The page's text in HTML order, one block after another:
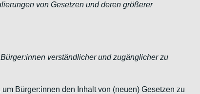
von Gesetzen und deren größerer
verständlicher und zugänglicher zu
Bürger:innen den Inhalt von (neuen) Gesetzen zu